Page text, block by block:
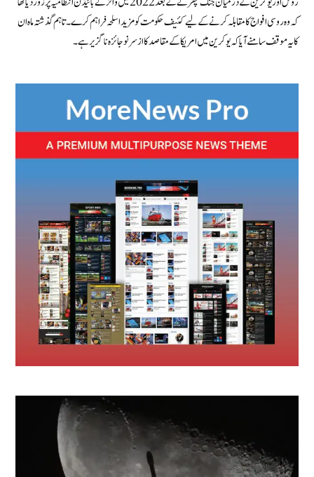
کہ وہ روسی افواج کا مقابلہ کرنے کے لیے کئیف حکومت کو مزید اسلحہ فراہم کرے۔ تاہم گذشتہ ماہ ان
کا یہ موقف سامنے آیا کہ یوکرین میں امریکا کے مقاصد کا از سر نو جائزہ نا گزیر ہے۔